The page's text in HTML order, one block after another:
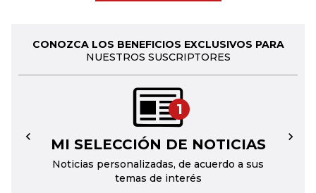
CONOZCA LOS BENEFICIOS EXCLUSIVOS PARA
NUESTROS SUSCRIPTORES
1
MI SELECCIÓN DE NOTICIAS
Noticias personalizadas, de acuerdo a sus
temas de interés
← →